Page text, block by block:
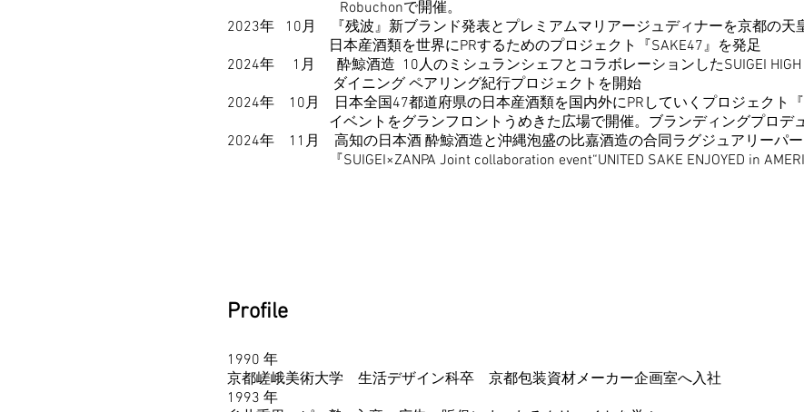
Robuchonで開催。
2023年 10月 『残波』新ブランド発表とプレミアムマリアージュディナーを京都の天
日本産酒類を世界にPRするためのプロジェクト『SAKE47』を発足
2024年 1月 酔鯨酒造 10人のミシュランシェフとコラボレーションしたSUIGEI HIGH
ダイニング ペアリング紀行プロジェクトを開始
2024年 10月 日本全国47都道府県の日本産酒類を国内外にPRしていくプロジェクト
イベントをグランフロントうめきた広場で開催。ブランディングプロデ
2024年 11月 高知の日本酒 酔鯨酒造と沖縄泡盛の比嘉酒造の合同ラグジュア
『SUIGEI×ZANPA Joint collaboration event“UNITED SAKE ENJOYED in
Profile
1990 年
京都嵯峨美術大学 生活デザイン科卒 京都包装資材メーカー企画室へ入社
1993 年